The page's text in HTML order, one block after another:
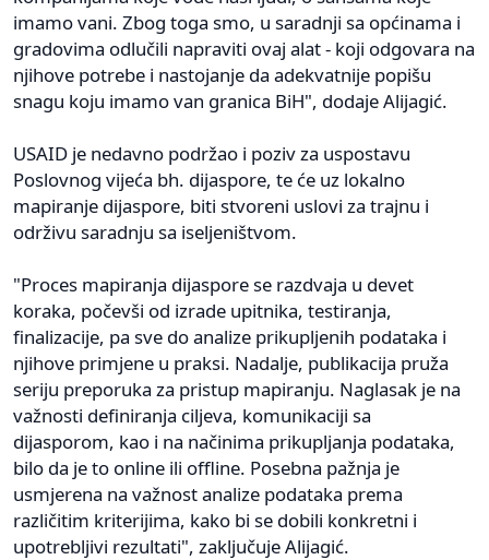
imamo vani. Zbog toga smo, u saradnji sa općinama i
gradovima odlučili napraviti ovaj alat - koji odgovara na
njihove potrebe i nastojanje da adekvatnije popišu
snagu koju imamo van granica BiH", dodaje Alijagić.
USAID je nedavno podržao i poziv za uspostavu
Poslovnog vijeća bh. dijaspore, te će uz lokalno
mapiranje dijaspore, biti stvoreni uslovi za trajnu i
održivu saradnju sa iseljeništvom.
"Proces mapiranja dijaspore se razdvaja u devet
koraka, počevši od izrade upitnika, testiranja,
finalizacije, pa sve do analize prikupljenih podataka i
njihove primjene u praksi. Nadalje, publikacija pruža
seriju preporuka za pristup mapiranju. Naglasak je na
važnosti definiranja ciljeva, komunikaciji sa
dijasporom, kao i na načinima prikupljanja podataka,
bilo da je to online ili offline. Posebna pažnja je
usmjerena na važnost analize podataka prema
različitim kriterijima, kako bi se dobili konkretni i
upotrebljivi rezultati", zaključuje Alijagić.